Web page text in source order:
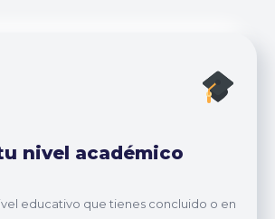
nivel académico
educativo que tienes concluido o en